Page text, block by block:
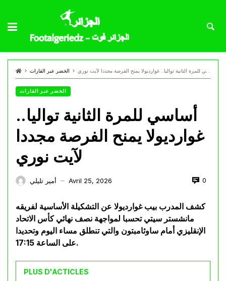
الخضر عبر القارات أساسي للمرة الثانية تواليا.. غوارديولا يمنح الفرصة مجددا لآيت نوري
الخضر عبر القارات
أساسي للمرة الثانية تواليا..
غوارديولا يمنح الفرصة مجددا
لآيت نوري
أمير تليلي — Avril 25, 2026 0
كشف المدرب بيب غوارديولا عن التشكيلة الأساسية لفريقه
مانشستر سيتي تحسبا لمواجهة نصف نهائي كأس الاتحاد
الإنقليزي أمام ساوثامبتون والتي تنطلق مساء اليوم وتحديدا
على الساعة 17:15.
PLUS D'ACTICLES